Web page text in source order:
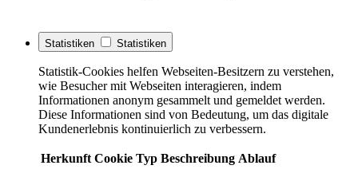
Statistiken Statistiken
Statistik-Cookies helfen Webseiten-Besitzern zu verstehen,
wie Besucher mit Webseiten interagieren, indem
Informationen anonym gesammelt und gemeldet werden.
Diese Informationen sind von Bedeutung, um das digitale
Kundenerlebnis kontinuierlich zu verbessern.
Herkunft Cookie Typ Beschreibung Ablauf